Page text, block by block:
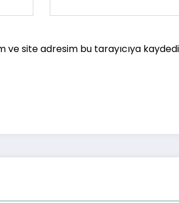
ve site adresim bu tarayıcıya